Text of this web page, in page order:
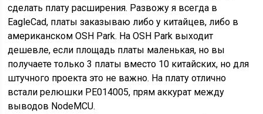
сделать плату расширения. Развожу я всегда в
EagleCad, платы заказываю либо у китайцев, либо в
американском OSH Park. На OSH Park выходит
дешевле, если площадь платы маленькая, но вы
получаете только 3 платы вместо 10 китайских, но для
штучного проекта это не важно. На плату отлично
встали релюшки PE014005, прям аккурат между
выводов NodeMCU.